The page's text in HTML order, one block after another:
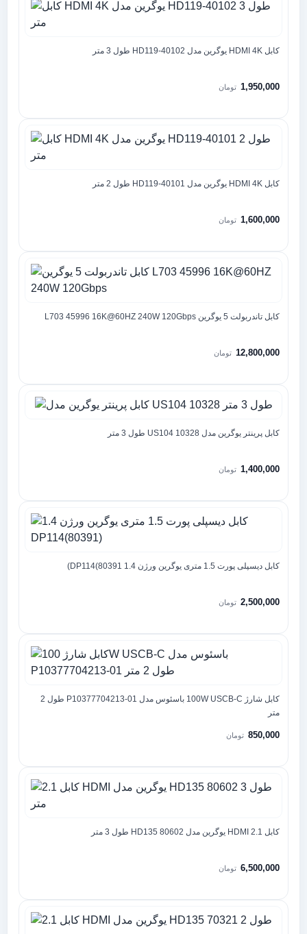
کابل HDMI 4K یوگرین مدل HD119-40102 طول 3 متر
1,950,000 تومان
کابل HDMI 4K یوگرین مدل HD119-40101 طول 2 متر
1,600,000 تومان
کابل تاندربولت 5 یوگرین L703 45996 16K@60HZ 240W 120Gbps
12,800,000 تومان
کابل پرینتر یوگرین مدل US104 10328 طول 3 متر
1,400,000 تومان
کابل دیسپلی پورت 1.5 متری یوگرین ورژن 1.4 DP114(80391)
2,500,000 تومان
کابل شارژ 100W USCB-C باسئوس مدل P10377704213-01 طول 2
متر
850,000 تومان
کابل 2.1 HDMI یوگرین مدل HD135 80602 طول 3 متر
6,500,000 تومان